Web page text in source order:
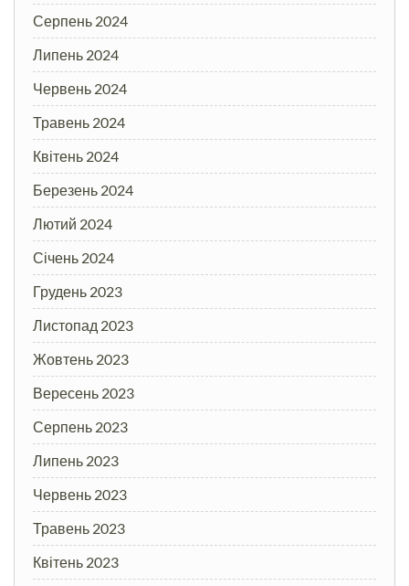
Серпень 2024
Липень 2024
Червень 2024
Травень 2024
Квітень 2024
Березень 2024
Лютий 2024
Січень 2024
Грудень 2023
Листопад 2023
Жовтень 2023
Вересень 2023
Серпень 2023
Липень 2023
Червень 2023
Травень 2023
Квітень 2023